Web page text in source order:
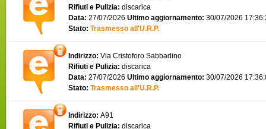
Rifiuti e Pulizia: discarica
Data: 27/07/2026 Ultimo aggiornamento: 30/07/2026
Stato: Trasmesso all'U.R.P.
Indirizzo: Via Cristoforo Sabbadino
Rifiuti e Pulizia: discarica
Data: 27/07/2026 Ultimo aggiornamento: 30/07/2026
Stato: Trasmesso all'U.R.P.
Indirizzo: A91
Rifiuti e Pulizia: discarica